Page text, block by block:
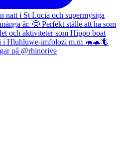
på @rhinorive